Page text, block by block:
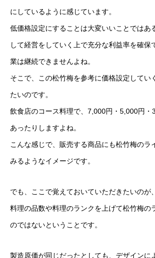
にしているように感じています。
低価格設定にすることは大変いいことではあ
して経営をしていく上で充分な利益率を確保
業は継続できませんよね。
そこで、この松竹梅を参考に価格設定してい
たいのです。
飲食店のコース料理で、7,000円・5,000円・
あったりしますよね。
こんな感じで、販売する商品にも松竹梅のラ
みるようなイメージです。
でも、ここで覚えておいていただきたいのが
料理の品数や料理のランクを上げて松竹梅の
のではないということです。
製造原価が同じだったとしても、デザインに